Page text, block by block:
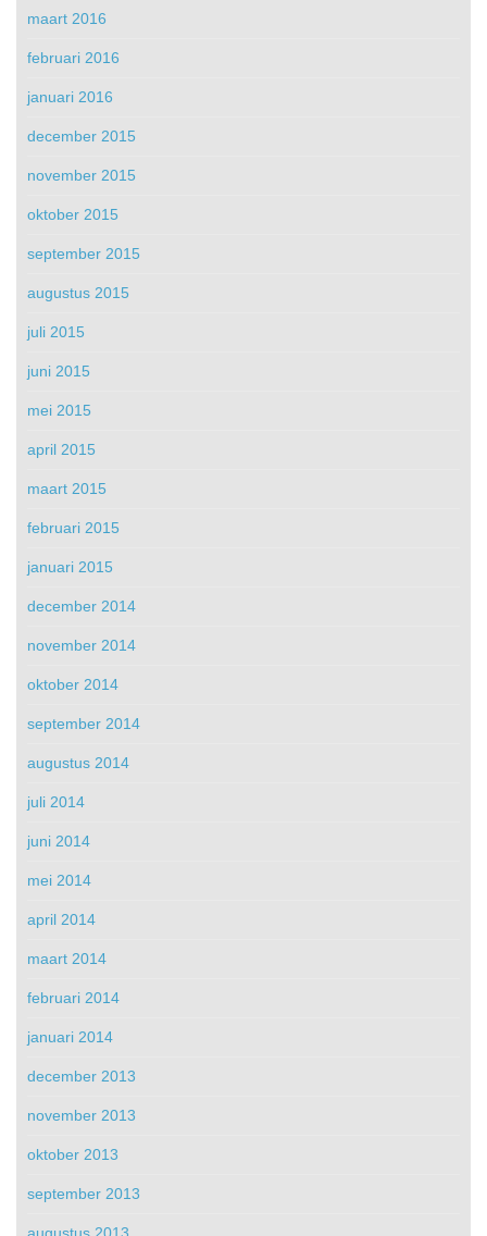
maart 2016
februari 2016
januari 2016
december 2015
november 2015
oktober 2015
september 2015
augustus 2015
juli 2015
juni 2015
mei 2015
april 2015
maart 2015
februari 2015
januari 2015
december 2014
november 2014
oktober 2014
september 2014
augustus 2014
juli 2014
juni 2014
mei 2014
april 2014
maart 2014
februari 2014
januari 2014
december 2013
november 2013
oktober 2013
september 2013